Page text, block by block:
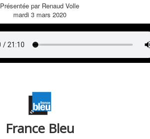
Présentée par Renaud Volle
mardi 3 mars 2020
France Bleu